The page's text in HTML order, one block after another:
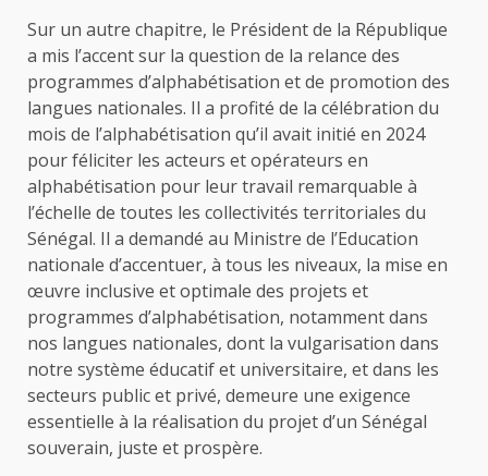
Sur un autre chapitre, le Président de la République
a mis l’accent sur la question de la relance des
programmes d’alphabétisation et de promotion des
langues nationales. Il a profité de la célébration du
mois de l’alphabétisation qu’il avait initié en 2024
pour féliciter les acteurs et opérateurs en
alphabétisation pour leur travail remarquable à
l’échelle de toutes les collectivités territoriales du
Sénégal. Il a demandé au Ministre de l’Education
nationale d’accentuer, à tous les niveaux, la mise en
œuvre inclusive et optimale des projets et
programmes d’alphabétisation, notamment dans
nos langues nationales, dont la vulgarisation dans
notre système éducatif et universitaire, et dans les
secteurs public et privé, demeure une exigence
essentielle à la réalisation du projet d’un Sénégal
souverain, juste et prospère.